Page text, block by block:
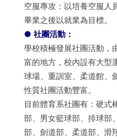
空服專攻：以培養空服人
畢業之後以就業為目標。
● 社團活動：
學校積極發展社團活動，
富的地方，校內設有大型
球場、重訓室、柔道館、
性質社團活動豐富。
目前體育系社團有：硬式
部、男女籃球部、排球部
部、劍道部、柔道部、滑